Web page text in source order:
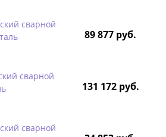
сварной
89 877 руб.
сварной
131 172 руб.
сварной